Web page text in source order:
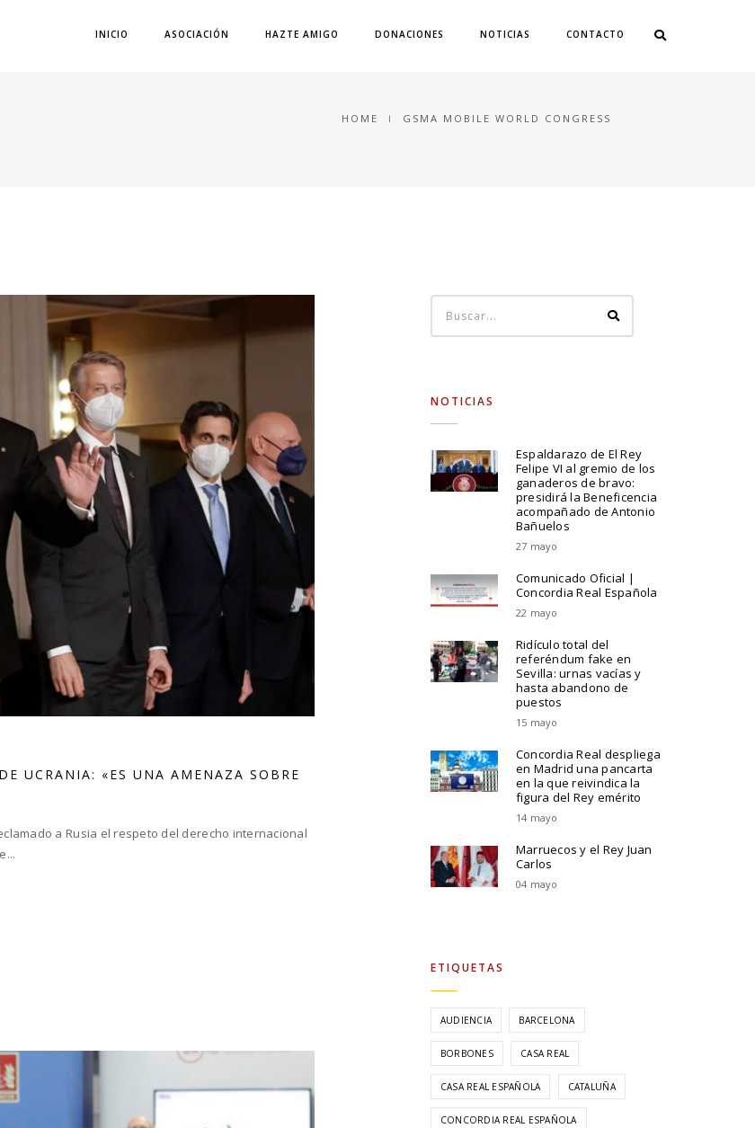
INICIO ASOCIACIÓN HAZTE AMIGO DONACIONES NOTICIAS CONTACTO
HOME GSMA MOBILE WORLD CONGRESS
UCRANIA: «ES UNA AMENAZA SOBRE
a Rusia el respeto del derecho internacional
NOTICIAS
Espaldarazo de El Rey
Felipe VI al gremio de los
ganaderos de bravo:
presidirá la Beneficencia
acompañado de Antonio
Bañuelos
27 mayo
Comunicado Oficial |
Concordia Real Española
22 mayo
Ridículo total del
referéndum fake en
Sevilla: urnas vacías y
hasta abandono de
puestos
15 mayo
Concordia Real despliega
en Madrid una pancarta
en la que reivindica la
figura del Rey emérito
14 mayo
Marruecos y el Rey Juan
Carlos
04 mayo
ETIQUETAS
AUDIENCIA BARCELONA
BORBONES CASA REAL
CASA REAL ESPAÑOLA CATALUÑA
CONCORDIA REAL ESPAÑOLA